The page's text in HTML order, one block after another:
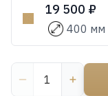
19 500 ₽
400 мм